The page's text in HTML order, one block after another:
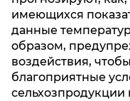
имеющихся
данные
образом,
воздействия,
благоприятные
сельхозпродукции